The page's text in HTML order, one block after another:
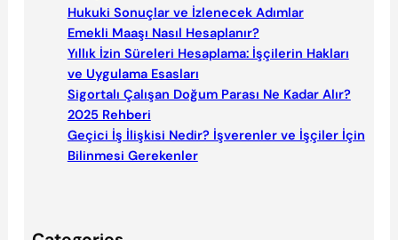
Hukuki Sonuçlar ve İzlenecek Adımlar
Emekli Maaşı Nasıl Hesaplanır?
Yıllık İzin Süreleri Hesaplama: İşçilerin Hakları
ve Uygulama Esasları
Sigortalı Çalışan Doğum Parası Ne Kadar Alır?
2025 Rehberi
Geçici İş İlişkisi Nedir? İşverenler ve İşçiler İçin
Bilinmesi Gerekenler